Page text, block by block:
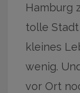
Hamburg
tolle
kleines
wenig.
vor Ort